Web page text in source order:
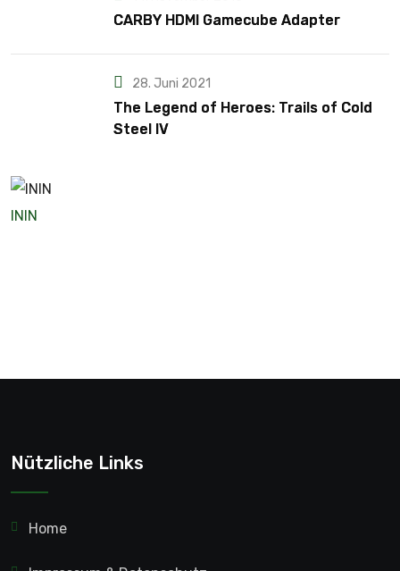
CARBY HDMI Gamecube Adapter
28. Juni 2021
The Legend of Heroes: Trails of Cold
Steel IV
ININ
Nützliche Links
Home